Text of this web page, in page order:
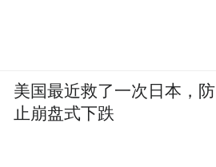
美国最近救了一次日本，防
止崩盘式下跌